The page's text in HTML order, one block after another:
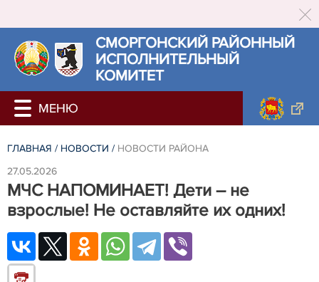
СМОРГОНСКИЙ РАЙОННЫЙ
ИСПОЛНИТЕЛЬНЫЙ
КОМИТЕТ
ГЛАВНАЯ / НОВОСТИ / НОВОСТИ РАЙОНА
27.05.2026
МЧС НАПОМИНАЕТ! Дети – не
взрослые! Не оставляйте их одних!